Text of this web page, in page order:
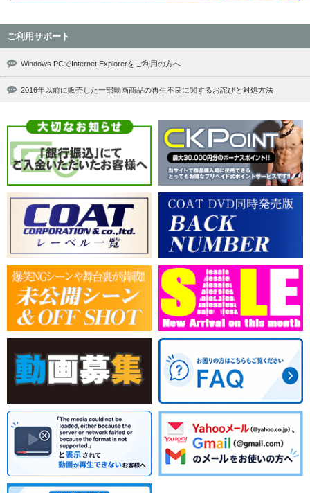
ご利用サポート
Windows PCでInternet Explorerをご利用の方へ
2016年以前に販売した一部動画商品の再生不良に関するお詫びと対処方法